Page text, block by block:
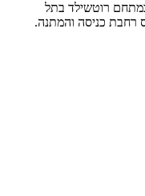
שלום במתחם רוטשילד בתל
גדולים פלוס רחבת כניסה והמתנה.